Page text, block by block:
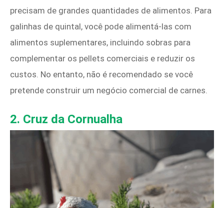
precisam de grandes quantidades de alimentos. Para
galinhas de quintal, você pode alimentá-las com
alimentos suplementares, incluindo sobras para
complementar os pellets comerciais e reduzir os
custos. No entanto, não é recomendado se você
pretende construir um negócio comercial de carnes.
2. Cruz da Cornualha